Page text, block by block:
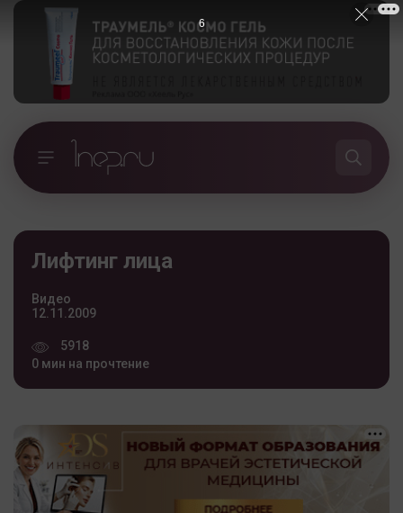
Лифтинг лица
Видео
12.11.2009
5918
0 мин на прочтение
5